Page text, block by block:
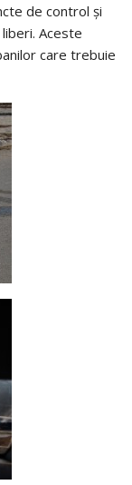
de control şi
Aceste
care trebuie